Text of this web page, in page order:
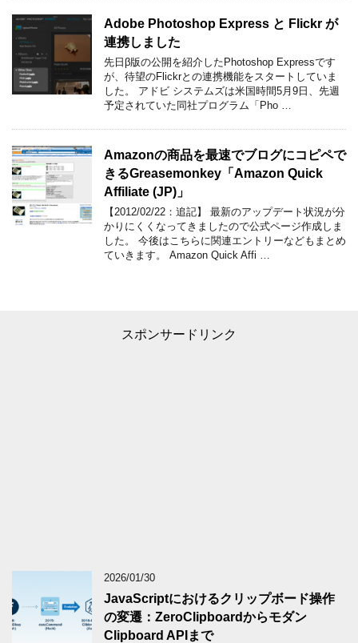
Adobe Photoshop Express と Flickr が
連携しました
先日β版の公開を紹介したPhotoshop Expressです
が、待望のFlickrとの連携機能をスタートしていま
した。 アドビ システムズは米国時間5月9日、先週
予定されていた同社プログラム「Pho …
Amazonの商品を最速でブログにコピペで
きるGreasemonkey「Amazon Quick
Affiliate (JP)」
【2012/02/22：追記】 最新のアップデート状況が分
かりにくくなってきましたので公式ページ作成しま
した。 今後はこちらに関連エントリーなどもまとめ
ていきます。 Amazon Quick Affi …
スポンサードリンク
2026/01/30
JavaScriptにおけるクリップボード操作
の変遷：ZeroClipboardからモダン
Clipboard APIまで